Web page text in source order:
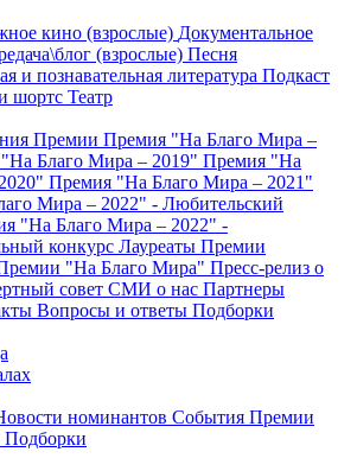
кино (взрослые) Документальное
(взрослые) Песня
и познавательная литература Подкаст
шортс Театр
Премии Премия "На Благо Мира –
Благо Мира – 2019" Премия "На
Премия "На Благо Мира – 2021"
Мира – 2022" - Любительский
"На Благо Мира – 2022" -
конкурс Лауреаты Премии
"На Благо Мира" Пресс-релиз о
совет СМИ о нас Партнеры
Вопросы и ответы Подборки
номинантов События Премии
Подборки